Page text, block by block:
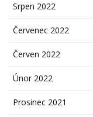
Srpen 2022
Červenec 2022
Červen 2022
Únor 2022
Prosinec 2021